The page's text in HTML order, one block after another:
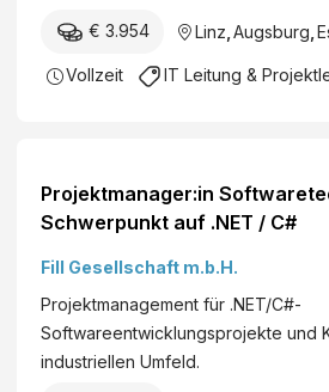
€ 3.954 Linz Augsburg
Vollzeit IT Leitung &
Projektmanager:in
Schwerpunkt auf .NET / C#
Fill Gesellschaft m.b.H.
Projektmanagement für .NET/C#-
Softwareentwicklungsprojekte und
industriellen Umfeld.